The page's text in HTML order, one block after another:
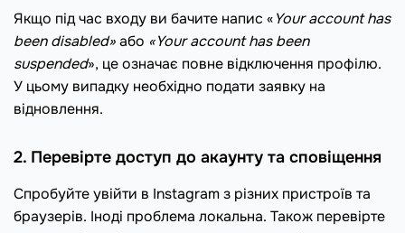
Якщо під час входу ви бачите напис «Your account has
been disabled»або «Your account has been
suspended», це означає повне відключення профілю.
У цьому випадку необхідно подати заявку на
відновлення.
2. Перевірте доступ до акаунту та сповіщення
Спробуйте увійти в Instagram з різних пристроїв та
браузерів. Іноді проблема локальна. Також перевірте